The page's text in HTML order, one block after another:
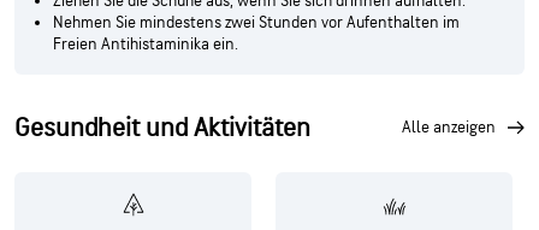
Nehmen Sie mindestens zwei Stunden vor Aufenthalten im
Freien Antihistaminika ein.
Gesundheit und Aktivitäten alle anzeigen